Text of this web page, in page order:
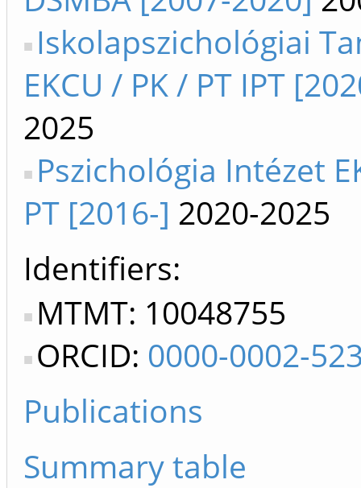
Iskolapszichológiai
EKCU / PK / PT IPT
2025
Pszichológia Intézet
PT [2016-] 2020-2025
Identifiers
MTMT: 10048755
ORCID: 0000-0002-
Publications
Summary table